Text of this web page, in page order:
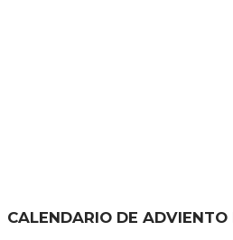
CALENDARIO DE ADVIENTO